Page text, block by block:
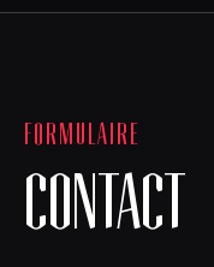
FORMULAIRE
CONTACT